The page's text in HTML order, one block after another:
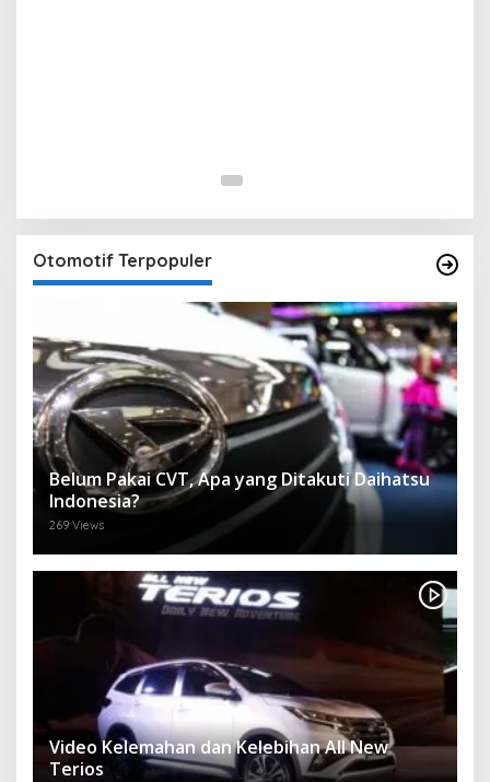
Otomotif Terpopuler
Belum Pakai CVT, Apa yang Ditakuti Daihatsu
Indonesia?
269 Views
Video Kelemahan dan Kelebihan All New
Terios